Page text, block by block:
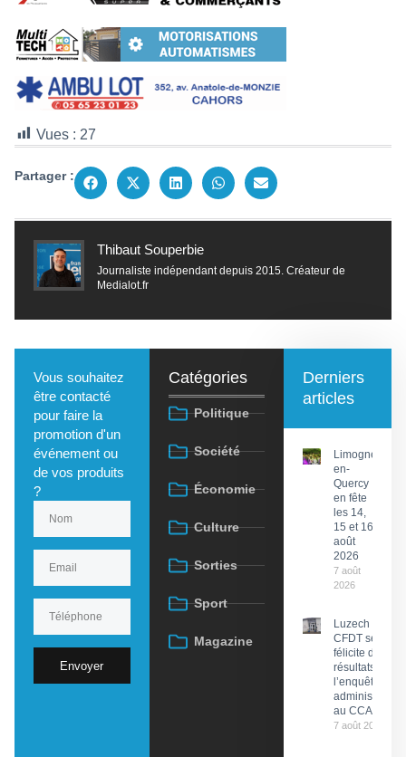
Vues : 27
Partager :
Thibaut Souperbie
Journaliste indépendant depuis 2015. Créateur de
Medialot.fr
Vous souhaitez
être contacté
pour faire la
promotion d'un
événement ou
de vos produits
?
Envoyer
Catégories
Politique
Société
Économie
Culture
Sorties
Sport
Magazine
Derniers
articles
Limogne-
en-
Quercy
en fête
les 14,
15 et 16
août
2026
7 août
2026
Luzech : La
CFDT se
félicite des
résultats de
l’enquête
administrative
au CCAS
7 août 2026